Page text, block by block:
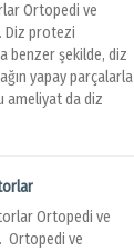
Ortopedi ve
Diz protezi
benzer şekilde, diz
yapay parçalarla
ameliyat da diz
Ortopedi ve
Ortopedi ve